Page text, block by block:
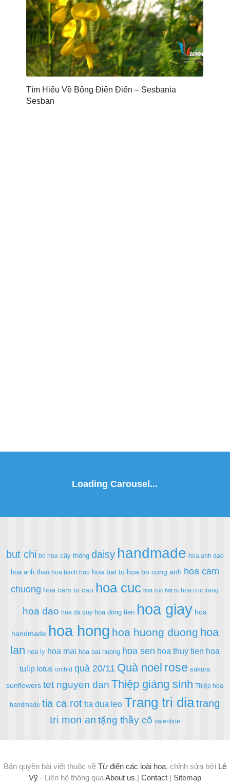
Tìm Hiểu Về Bông Điên Điển – Sesbania
Sesban
but chi bó hoa cây thông daisy handmade hoa anh dao
hoa anh thao hoa bach hop hoa bat tu hoa bo cong anh hoa cam
chuong hoa cam tu cau hoa cuc hoa cuc bat tu hoa cuc trang
hoa dao hoa da quy hoa dong tien hoa giay hoa
handmade hoa hong hoa huong duong hoa
lan hoa ly hoa mai hoa oai huong hoa sen hoa thuy tien hoa
tulip lotus orchid quà 20/11 Quà noel rose sakura
sunflowers tet nguyen dan Thiệp giáng sinh Thiệp hoa
handmade tia ca rot tia dua leo Trang tri diatrang
tri mon an tặng thầy cô valentine
Bản quyền bài viết thuộc về Từ điển các loài hoa, chỉnh sửa bởi Lê
Vỹ - Liên hệ thông quaAbout us | Contact | Sitemap